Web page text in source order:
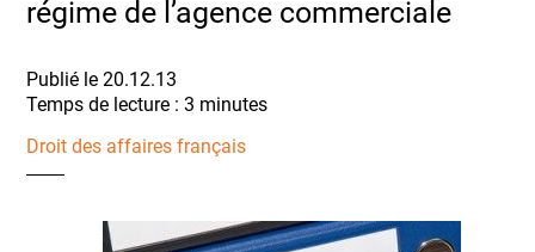
régime de l’agence commerciale
Publié le 20.12.13
Droit des affaires français